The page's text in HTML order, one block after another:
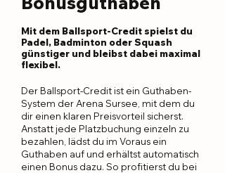
Mit dem Ballsport-Credit spielst du
Padel, Badminton oder Squash
günstiger und bleibst dabei maximal
flexibel.
Der Ballsport-Credit ist ein Guthaben-
System der Arena Sursee, mit dem du
dir einen klaren Preisvorteil sicherst.
Anstatt jede Platzbuchung einzeln zu
bezahlen, lädst du im Voraus ein
Guthaben auf und erhältst automatisch
einen Bonus dazu. So profitierst du bei